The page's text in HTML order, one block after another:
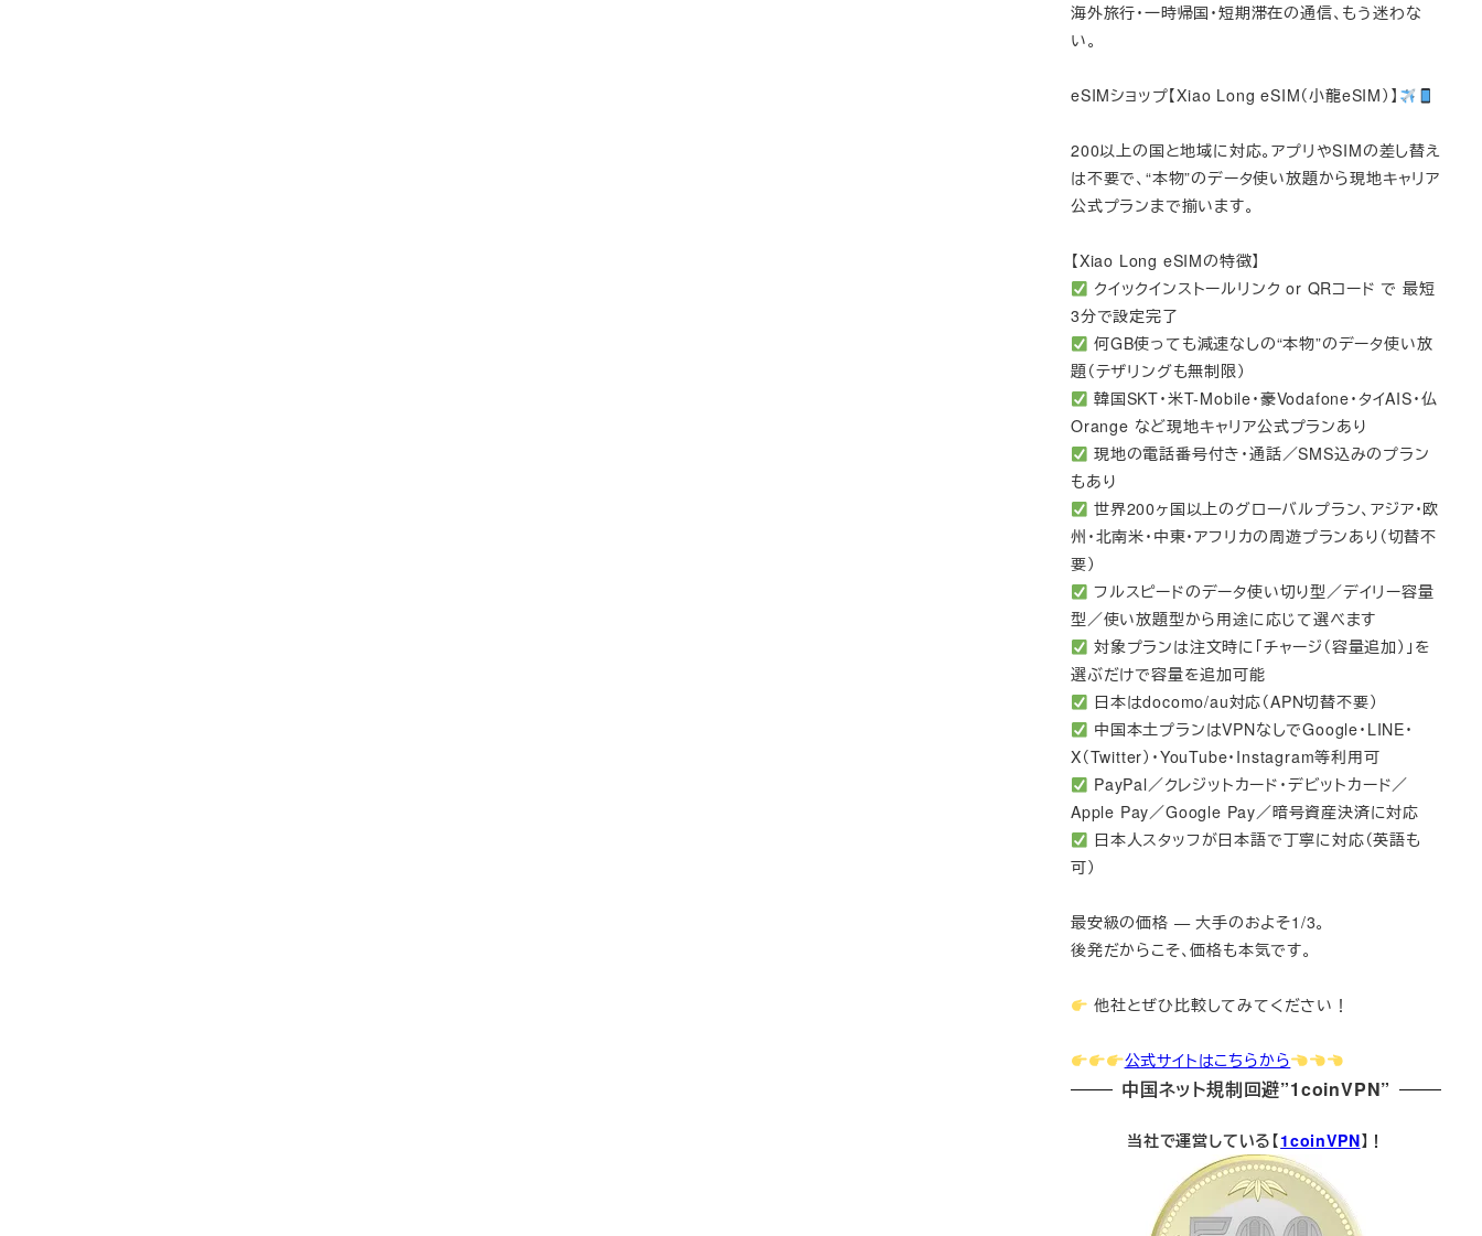
海外旅行・一時帰国・短期滞在の通信、もう迷わな
い。
eSIMショップ【Xiao Long eSIM（小龍eSIM）】
200以上の国と地域に対応。アプリやSIMの差し替え
は不要で、“本物”のデータ使い放題から現地キャリア
公式プランまで揃います。
【Xiao Long eSIMの特徴】
クイックインストールリンク or QRコード で 最短
3分で設定完了
何GB使っても減速なしの“本物”のデータ使い放
題（テザリングも無制限）
韓国SKT・米T-Mobile・豪Vodafone・タイAIS・仏
Orange など現地キャリア公式プランあり
現地の電話番号付き・通話／SMS込みのプラン
もあり
世界200ヶ国以上のグローバルプラン、アジア・欧
州・北南米・中東・アフリカの周遊プランあり（切替不
要）
フルスピードのデータ使い切り型／デイリー容量
型／使い放題型から用途に応じて選べます
対象プランは注文時に「チャージ（容量追加）」を
選ぶだけで容量を追加可能
日本はdocomo/au対応（APN切替不要）
中国本土プランはVPNなしでGoogle・LINE・
X（Twitter）・YouTube・Instagram等利用可
PayPal／クレジットカード・デビットカード／
Apple Pay／Google Pay／暗号資産決済に対応
日本人スタッフが日本語で丁寧に対応（英語も
可）
最安級の価格 — 大手のおよそ1/3。
後発だからこそ、価格も本気です。
他社とぜひ比較してみてください！
公式サイトはこちらから
中国ネット規制回避”1coinVPN”
当社で運営している【1coinVPN】！